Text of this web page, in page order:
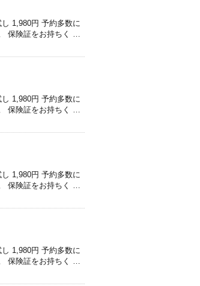
1,980円 予約多数に
保険証をお持ちく …
1,980円 予約多数に
保険証をお持ちく …
1,980円 予約多数に
保険証をお持ちく …
1,980円 予約多数に
保険証をお持ちく …